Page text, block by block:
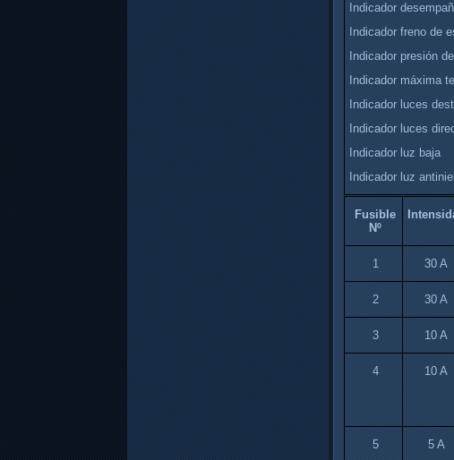
Indicador
Indicador freno de
Indicador presión
Indicador máxima
Indicador luces
Indicador luces
Indicador luz baja
Indicador luz
Fusible
Nº
1 30 A
2 30 A
3 10 A
4 10 A
5 5 A